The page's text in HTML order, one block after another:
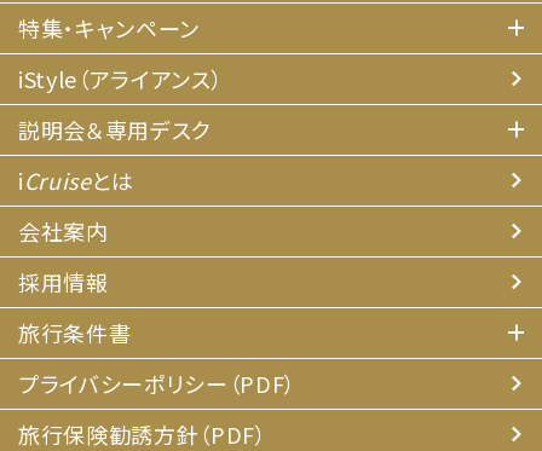
特集・キャンペーン
iStyle（アライアンス）
説明会＆専用デスク
iCruiseとは
会社案内
採用情報
旅行条件書
プライバシーポリシー（PDF）
旅行保険勧誘方針（PDF）